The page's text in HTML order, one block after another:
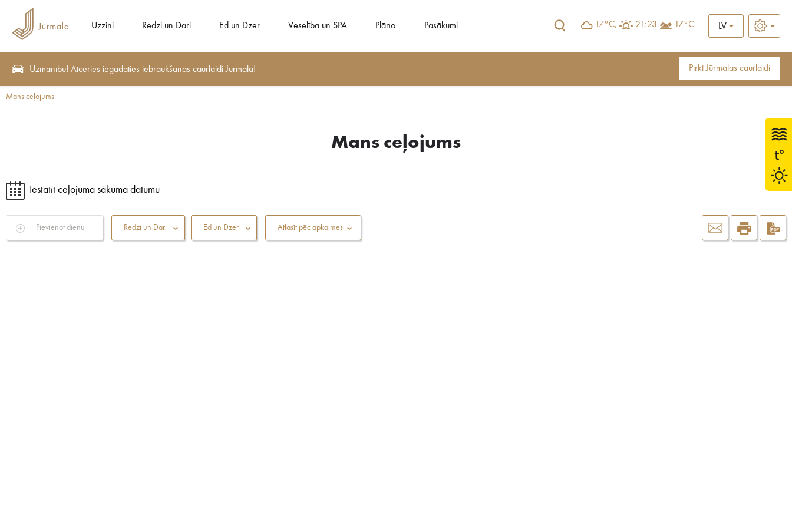
Uzzini Redzi un Dari Ēd un Dzer Veselība un SPA Plāno Pasākumi 17°C, 21:23 17°C LV
Uzmanību! Atceries iegādāties iebraukšanas caurlaidi Jūrmalā! Pirkt Jūrmalas caurlaidi
Mans ceļojums
Mans ceļojums
Iestatīt ceļojuma sākuma datumu
Pievienot dienu Redzi un Dari Ēd un Dzer Atlasīt pēc apkaimes